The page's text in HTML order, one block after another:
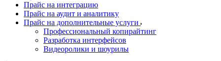
Прайс на интеграцию
Прайс на аудит и аналитику
Прайс на дополнительные услуги
Профессиональный копирайтинг
Разработка интерфейсов
Видеоролики и шоурилы